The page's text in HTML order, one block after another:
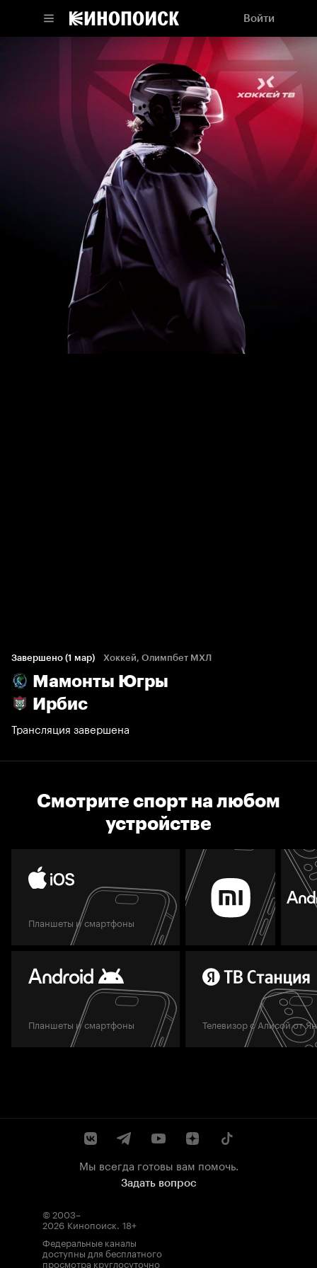
Войти
Завершено (1 мар) Хоккей, Олимпбет МХЛ
Мамонты Югры
Ирбис
Трансляция завершена
Смотрите спорт на любом
устройстве
Планшеты и смартфоны
Планшеты и смартфоны Телевизор с Алисой от
Мы всегда готовы вам помочь.
Задать вопрос
© 2003–
2026 Кинопоиск. 18+
Федеральные каналы
доступны для бесплатного
просмотра круглосуточно